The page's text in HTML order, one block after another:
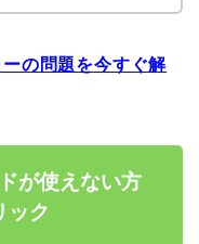
の問題を今すぐ解
が使えない方
ック